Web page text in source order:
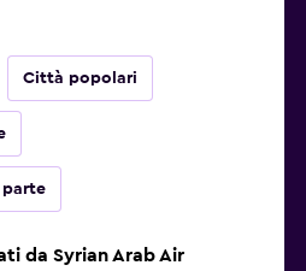
Città popolari
parte
da Syrian Arab Air